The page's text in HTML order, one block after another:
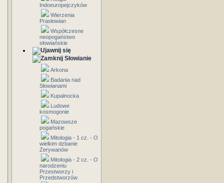
Indoeuropejczyków
Wierzenia
Prasłowian
Współczesne
neopogaństwo
słowiańskie
Słowianie
Arkona
Badania nad
Słowianami
Kupalnocka
Ludowe
kosmogonie
Mazowsze
pogańskie
Mitologia - 1 cz. - O
wielkim dzbanie
Zerywanów
Mitologia - 2 cz. - O
narodzeniu
Przestworzy i
Przedstworzów